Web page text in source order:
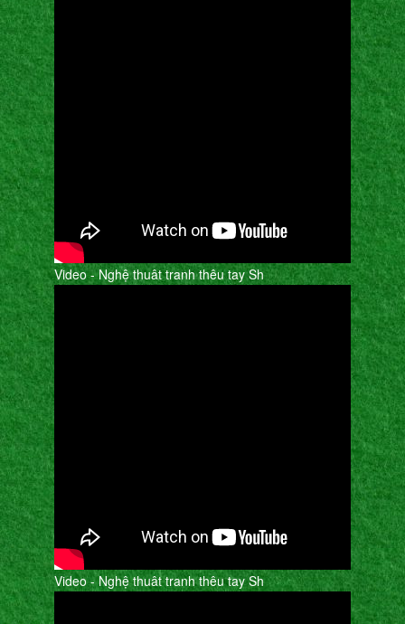
Video - Nghệ thuât tranh thêu tay Sh
Video - Nghệ thuât tranh thêu tay Sh